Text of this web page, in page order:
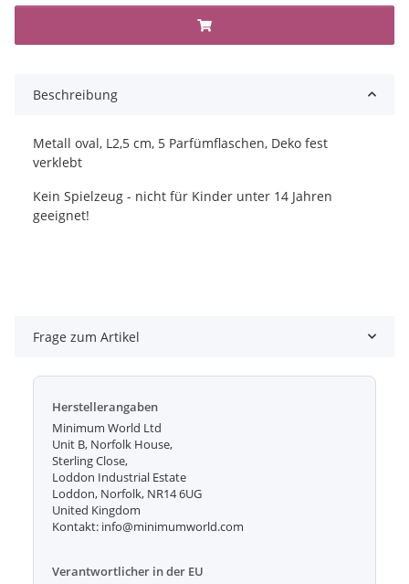
Beschreibung
Metall oval, L2,5 cm, 5 Parfümflaschen, Deko fest
verklebt
Kein Spielzeug - nicht für Kinder unter 14 Jahren
geeignet!
Frage zum Artikel
Herstellerangaben
Minimum World Ltd
Unit B, Norfolk House,
Sterling Close,
Loddon Industrial Estate
Loddon, Norfolk, NR14 6UG
United Kingdom
Kontakt: info@minimumworld.com
Verantwortlicher in der EU